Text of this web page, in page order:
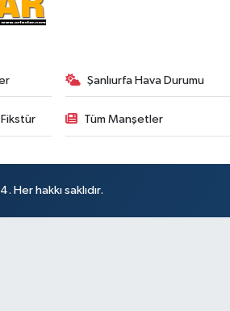
Şanlıurfa Hava Durumu
Tüm Manşetler
hakkı saklıdır.